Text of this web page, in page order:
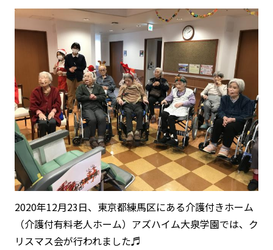
2020年12月23日、東京都練馬区にある介護付きホーム
（介護付有料老人ホーム）アズハイム大泉学園では、ク
リスマス会が行われました♬